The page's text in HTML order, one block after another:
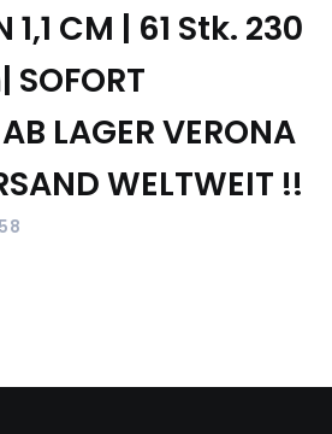
1,1 CM | 61 Stk. 230
SOFORT
LAGER VERONA
WELTWEIT !!